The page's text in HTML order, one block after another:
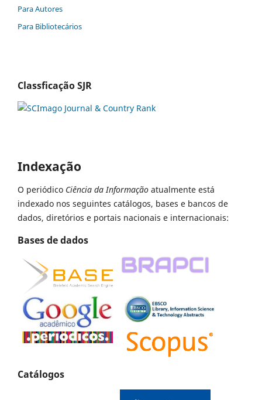
Para Autores
Para Bibliotecários
Classficação SJR
Indexação
O periódico Ciência da Informação atualmente está
indexado nos seguintes catálogos, bases e bancos de
dados, diretórios e portais nacionais e internacionais:
Bases de dados
Catálogos